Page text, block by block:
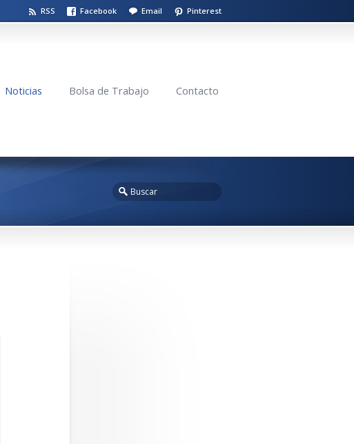
RSS Facebook Email Pinterest
Noticias Bolsa de Trabajo Contacto